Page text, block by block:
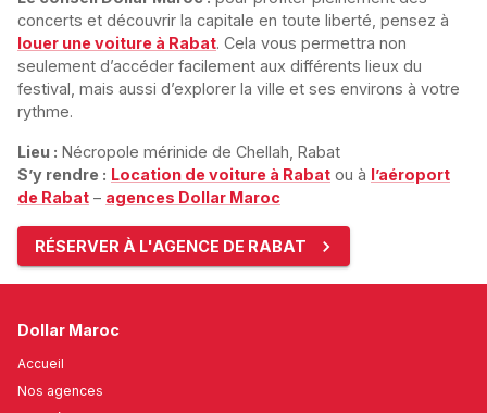
concerts et découvrir la capitale en toute liberté, pensez à
louer une voiture à Rabat. Cela vous permettra non
seulement d’accéder facilement aux différents lieux du
festival, mais aussi d’explorer la ville et ses environs à votre
rythme.
Lieu : Nécropole mérinide de Chellah, Rabat
S’y rendre : Location de voiture à Rabat ou à l’aéroport
de Rabat – agences Dollar Maroc
RÉSERVER À L'AGENCE DE RABAT
Dollar Maroc
Accueil
Nos agences